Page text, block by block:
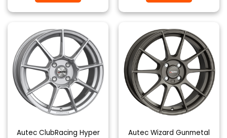
prodotto
ha
più
varianti.
Le
opzioni
possono
essere
scelte
nella
del
prodotto
ha
più
varianti.
Le
opzioni
possono
essere
scelte
nella
del
Autec ClubRacing Hyper
Autec Wizard Gunmetal